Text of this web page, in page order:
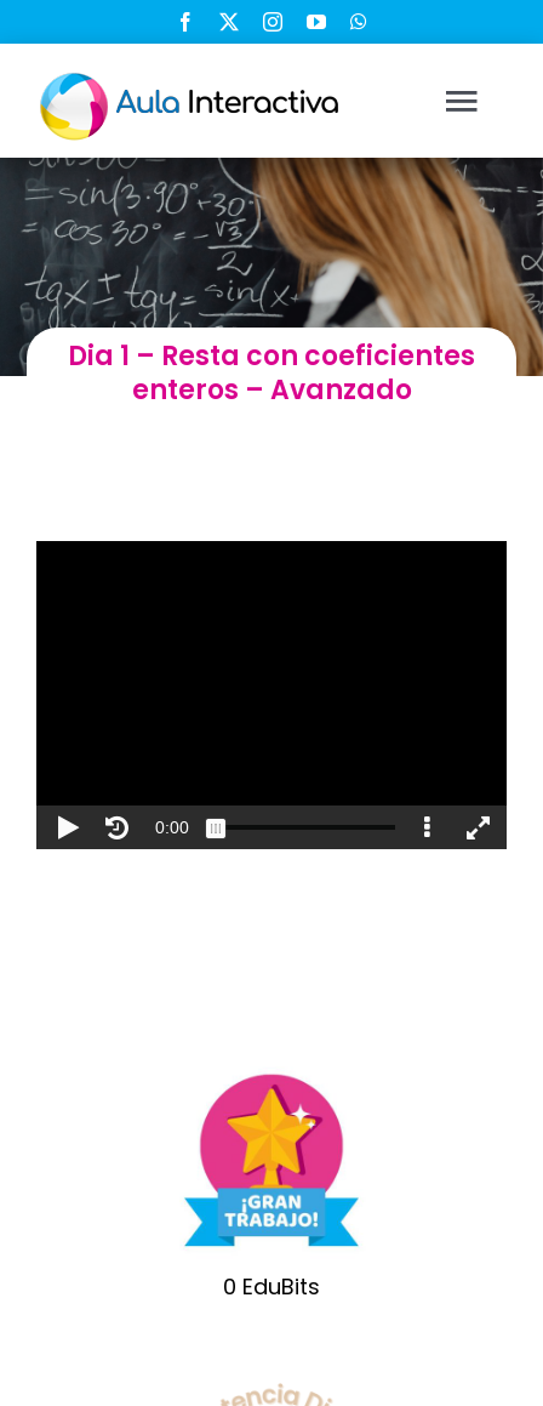
contenido
Ingresar
Registrarse
Nosotros
Dia 1 – Resta con coeficientes
enteros – Avanzado
0 EduBits